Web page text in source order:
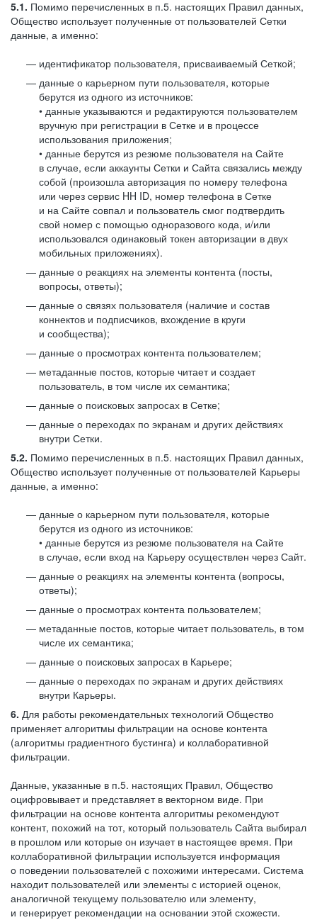
5.1. Помимо перечисленных в п.5. настоящих Правил данных,
Общество использует полученные от пользователей Сетки
данные, а именно:
идентификатор пользователя, присваиваемый Сеткой;
данные о карьерном пути пользователя, которые
берутся из одного из источников:
• данные указываются и редактируются пользователем
вручную при регистрации в Сетке и в процессе
использования приложения;
• данные берутся из резюме пользователя на Сайте
в случае, если аккаунты Сетки и Сайта связались между
собой (произошла авторизация по номеру телефона
или через сервис HH ID, номер телефона в Сетке
и на Сайте совпал и пользователь смог подтвердить
свой номер с помощью одноразового кода, и/или
использовался одинаковый токен авторизации в двух
мобильных приложениях).
данные о реакциях на элементы контента (посты,
вопросы, ответы);
данные о связях пользователя (наличие и состав
коннектов и подписчиков, вхождение в круги
и сообщества);
данные о просмотрах контента пользователем;
метаданные постов, которые читает и создает
пользователь, в том числе их семантика;
данные о поисковых запросах в Сетке;
данные о переходах по экранам и других действиях
внутри Сетки.
5.2. Помимо перечисленных в п.5. настоящих Правил данных,
Общество использует полученные от пользователей Карьеры
данные, а именно:
данные о карьерном пути пользователя, которые
берутся из одного из источников:
• данные берутся из резюме пользователя на Сайте
в случае, если вход на Карьеру осуществлен через Сайт.
данные о реакциях на элементы контента (вопросы,
ответы);
данные о просмотрах контента пользователем;
метаданные постов, которые читает пользователь, в том
числе их семантика;
данные о поисковых запросах в Карьере;
данные о переходах по экранам и других действиях
внутри Карьеры.
6. Для работы рекомендательных технологий Общество
применяет алгоритмы фильтрации на основе контента
(алгоритмы градиентного бустинга) и коллаборативной
фильтрации.
Данные, указанные в п.5. настоящих Правил, Общество
оцифровывает и представляет в векторном виде. При
фильтрации на основе контента алгоритмы рекомендуют
контент, похожий на тот, который пользователь Сайта выбирал
в прошлом или которые он изучает в настоящее время. При
коллаборативной фильтрации используется информация
о поведении пользователей с похожими интересами. Система
находит пользователей или элементы с историей оценок,
аналогичной текущему пользователю или элементу,
и генерирует рекомендации на основании этой схожести.